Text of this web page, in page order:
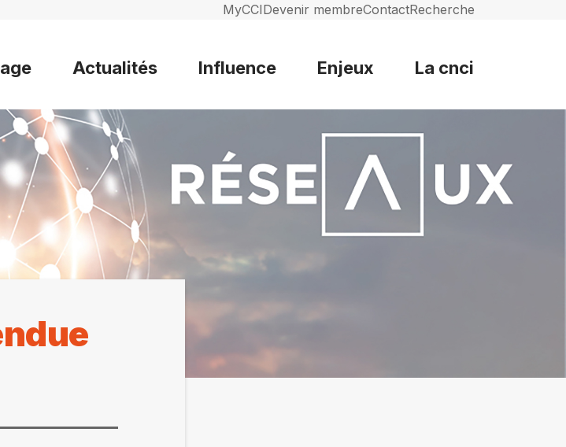
MyCCIDevenir membreContactRecherche
Actualités Influence Enjeux La cnci